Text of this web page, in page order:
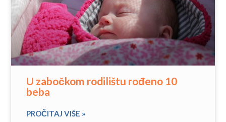
U zabočkom rodilištu rođeno 10
beba
PROČITAJ VIŠE »